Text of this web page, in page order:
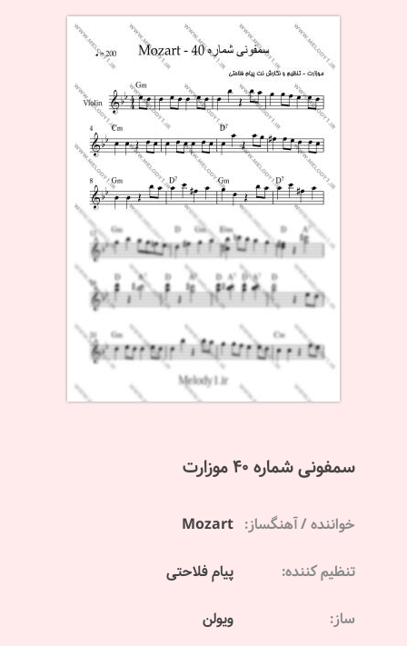
سمفونی شماره 40 موزارت
خواننده / آهنگساز: Mozart
تنظیم کننده: پیام فلاحتی
ساز: ویولن